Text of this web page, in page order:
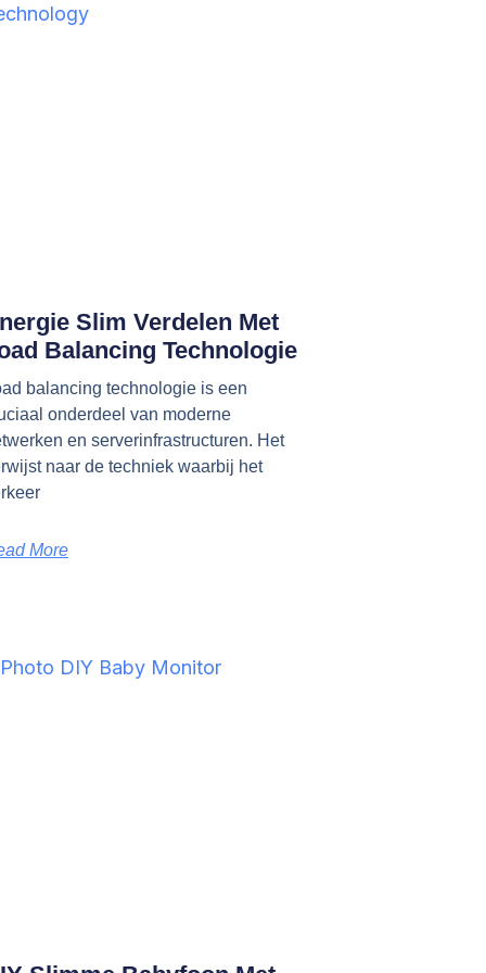
Slim Verdelen Met
Balancing Technologie
balancing technologie is een
onderdeel van moderne
en serverinfrastructuren. Het
naar de techniek waarbij het
More